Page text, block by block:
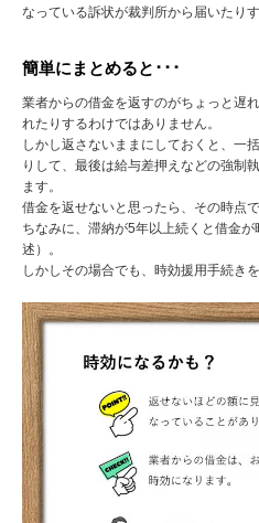
なっている訴状が裁判所から届いたり
簡単にまとめると･･･
業者からの借金を返すのがちょっと遅
れたりするわけではありません。
しかし返さないままにしておくと、一
りして、最後は給与差押えなどの強制
ます。
借金を返せないと思ったら、その時点
ちなみに、滞納が5年以上続くと借金
述）。
しかしその場合でも、時効援用手続き